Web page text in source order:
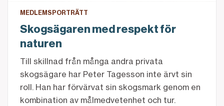
MEDLEMSPORTRÄTT
Skogsägaren med respekt för
naturen
Till skillnad från många andra privata
skogsägare har Peter Tagesson inte ärvt sin
roll. Han har förvärvat sin skogsmark genom en
kombination av målmedvetenhet och tur.